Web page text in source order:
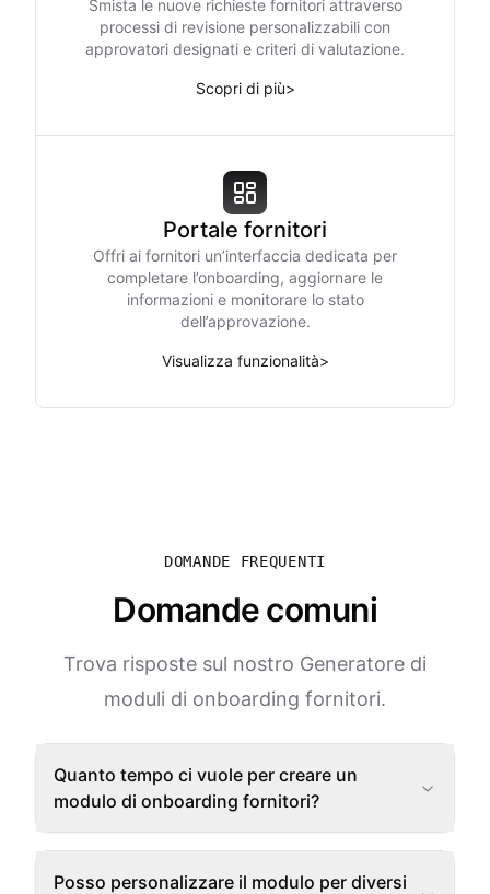
Smista le nuove richieste fornitori attraverso
processi di revisione personalizzabili con
approvatori designati e criteri di valutazione.
Scopri di più>
Portale fornitori
Offri ai fornitori un’interfaccia dedicata per
completare l’onboarding, aggiornare le
informazioni e monitorare lo stato
dell’approvazione.
Visualizza funzionalità>
DOMANDE FREQUENTI
Domande comuni
Trova risposte sul nostro Generatore di
moduli di onboarding fornitori.
Quanto tempo ci vuole per creare un
modulo di onboarding fornitori?
Posso personalizzare il modulo per diversi